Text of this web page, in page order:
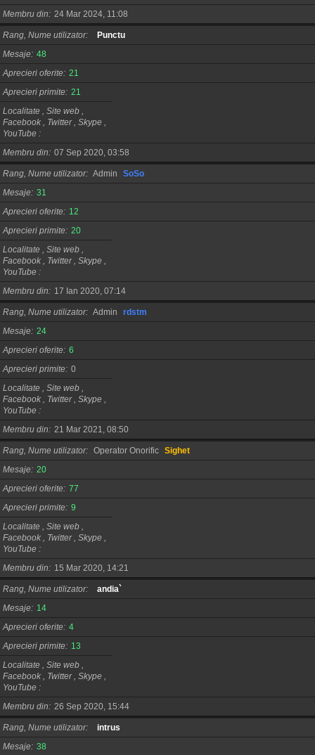
Membru din
24 Mar 2024, 11:08
Rang, Nume utilizator
Punctu
Mesaje 48
Aprecieri oferite 21
Aprecieri primite 21
Localitate , Site web ,
Facebook , Twitter , Skype ,
YouTube
Membru din
07 Sep 2020, 03:58
Rang, Nume utilizator Admin
SoSo
Mesaje 31
Aprecieri oferite
12
Aprecieri primite 20
Localitate , Site web ,
Facebook , Twitter , Skype ,
YouTube
Membru din
17 Ian 2020, 07:14
Rang, Nume utilizator Admin
rdstm
Mesaje 24
Aprecieri oferite 6
Aprecieri primite 0
Localitate , Site web ,
Facebook , Twitter , Skype ,
YouTube
Membru din
21 Mar 2021, 08:50
Rang, Nume utilizator Operator Onorific Sighet
Mesaje 20
Aprecieri oferite 77
Aprecieri primite 9
Localitate , Site web ,
Facebook , Twitter , Skype ,
YouTube
Membru din
15 Mar 2020, 14:21
Rang, Nume utilizator
andia`
Mesaje
14
Aprecieri oferite 4
Aprecieri primite
13
Localitate , Site web ,
Facebook , Twitter , Skype ,
YouTube
Membru din
26 Sep 2020, 15:44
Rang, Nume utilizator
intrus
Mesaje 38